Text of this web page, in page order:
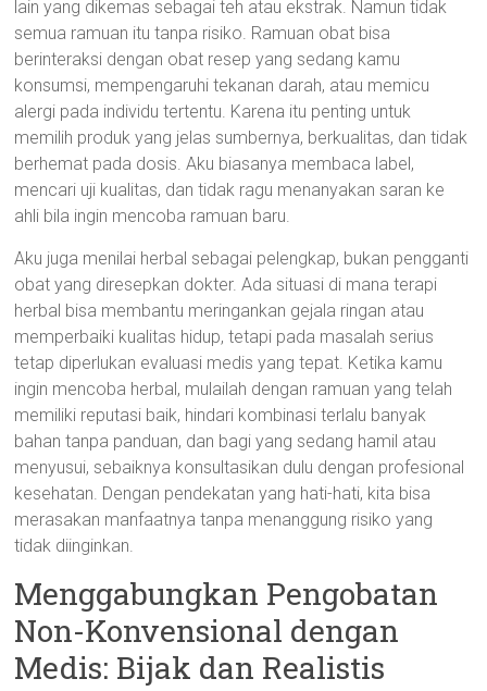
lain yang dikemas sebagai teh atau ekstrak. Namun tidak
semua ramuan itu tanpa risiko. Ramuan obat bisa
berinteraksi dengan obat resep yang sedang kamu
konsumsi, mempengaruhi tekanan darah, atau memicu
alergi pada individu tertentu. Karena itu penting untuk
memilih produk yang jelas sumbernya, berkualitas, dan tidak
berhemat pada dosis. Aku biasanya membaca label,
mencari uji kualitas, dan tidak ragu menanyakan saran ke
ahli bila ingin mencoba ramuan baru.
Aku juga menilai herbal sebagai pelengkap, bukan pengganti
obat yang diresepkan dokter. Ada situasi di mana terapi
herbal bisa membantu meringankan gejala ringan atau
memperbaiki kualitas hidup, tetapi pada masalah serius
tetap diperlukan evaluasi medis yang tepat. Ketika kamu
ingin mencoba herbal, mulailah dengan ramuan yang telah
memiliki reputasi baik, hindari kombinasi terlalu banyak
bahan tanpa panduan, dan bagi yang sedang hamil atau
menyusui, sebaiknya konsultasikan dulu dengan profesional
kesehatan. Dengan pendekatan yang hati-hati, kita bisa
merasakan manfaatnya tanpa menanggung risiko yang
tidak diinginkan.
Menggabungkan Pengobatan
Non-Konvensional dengan
Medis: Bijak dan Realistis